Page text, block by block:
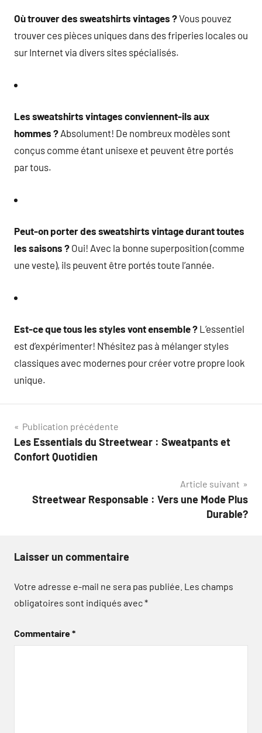
Où trouver des sweatshirts vintages ?Vous pouvez
trouver ces pièces uniques dans des friperies locales ou
sur Internet via divers sites spécialisés.
Les sweatshirts vintages conviennent-ils aux
hommes ? Absolument! De nombreux modèles sont
conçus comme étant unisexe et peuvent être portés
par tous.
Peut-on porter des sweatshirts vintage durant toutes
les saisons ? Oui! Avec la bonne superposition (comme
une veste), ils peuvent être portés toute l’année.
Est-ce que tous les styles vont ensemble ? L’essentiel
est d’expérimenter! N’hésitez pas à mélanger styles
classiques avec modernes pour créer votre propre look
unique.
Navigation
de
Publication précédente
Les Essentials du Streetwear : Sweatpants et
Confort Quotidien
Article suivant
Streetwear Responsable : Vers une Mode Plus
Durable?
Laisser un commentaire
Votre adresse e-mail ne sera pas publiée. Les champs
obligatoires sont indiqués avec*
Commentaire*